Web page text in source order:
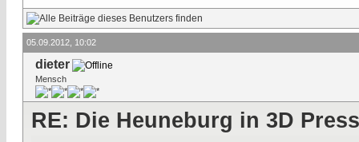
05.09.2012, 10:02
dieter
Mensch
RE: Die Heuneburg in 3D